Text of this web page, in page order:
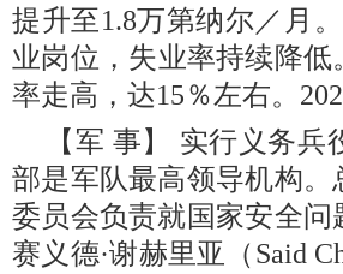
提升至1.8万第纳尔／月
业岗位，失业率持续降
率走高，达15％左右。
【军 事】 实行义务
部是军队最高领导机构
委员会负责就国家安全
赛义德·谢赫里亚（Said